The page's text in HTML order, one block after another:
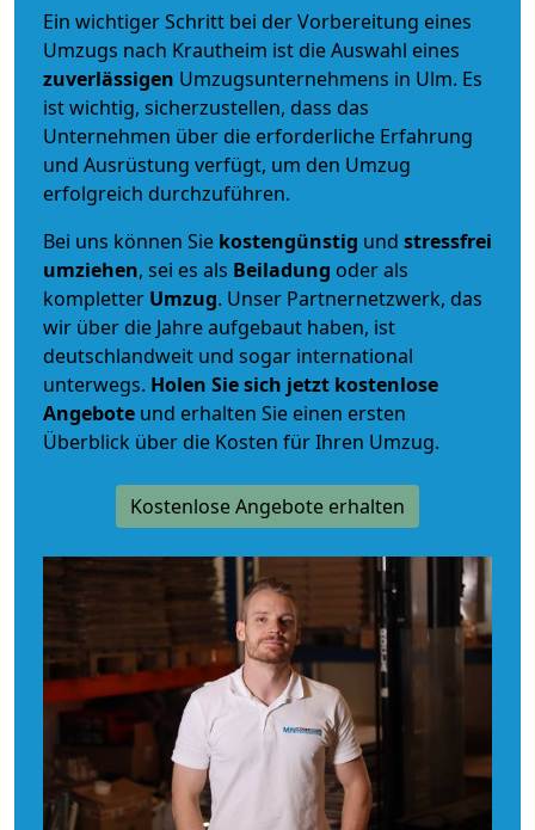
Ein wichtiger Schritt bei der Vorbereitung eines
Umzugs nach Krautheim ist die Auswahl eines
zuverlässigen Umzugsunternehmens in Ulm. Es
ist wichtig, sicherzustellen, dass das
Unternehmen über die erforderliche Erfahrung
und Ausrüstung verfügt, um den Umzug
erfolgreich durchzuführen.
Bei uns können Sie kostengünstig und stressfrei
umziehen, sei es als Beiladung oder als
kompletter Umzug. Unser Partnernetzwerk, das
wir über die Jahre aufgebaut haben, ist
deutschlandweit und sogar international
unterwegs. Holen Sie sich jetzt kostenlose
Angebote und erhalten Sie einen ersten
Überblick über die Kosten für Ihren Umzug.
Kostenlose Angebote erhalten